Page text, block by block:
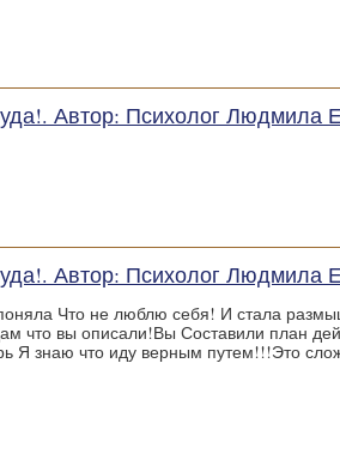
Автор: Психолог Людмила
Автор: Психолог Людмила
Что не люблю себя! И стала
что вы описали!Вы Составили план
Я знаю что иду верным путем!!!Это